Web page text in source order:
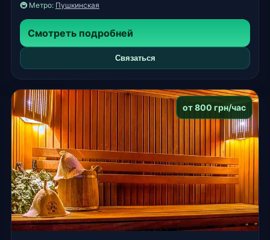
🚇 Метро: Пушкинская
Смотреть подробней
Связаться
от 800 грн/час